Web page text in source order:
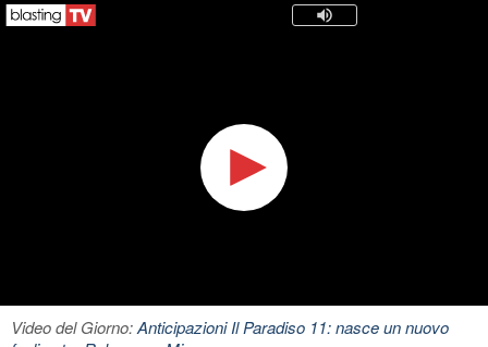
Video del Giorno:Anticipazioni Il Paradiso 11: nasce un nuovo